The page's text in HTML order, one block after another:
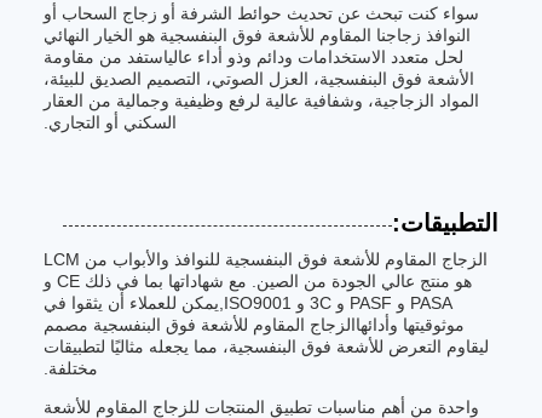
سواء كنت تبحث عن تحديث حوائط الشرفة أو زجاج السحاب أو
النوافذ زجاجنا المقاوم للأشعة فوق البنفسجية هو الخيار النهائي
لحل متعدد الاستخدامات ودائم وذو أداء عالياستفد من مقاومة
الأشعة فوق البنفسجية، العزل الصوتي، التصميم الصديق للبيئة،
المواد الزجاجية، وشفافية عالية لرفع وظيفية وجمالية من العقار
السكني أو التجاري.
التطبيقات:
الزجاج المقاوم للأشعة فوق البنفسجية للنوافذ والأبواب من LCM
هو منتج عالي الجودة من الصين. مع شهاداتها بما في ذلك CE و
PASA و PASF و 3C و ISO9001,يمكن للعملاء أن يثقوا في
موثوقيتها وأدائهاالزجاج المقاوم للأشعة فوق البنفسجية مصمم
ليقاوم التعرض للأشعة فوق البنفسجية، مما يجعله مثاليًا لتطبيقات
مختلفة.
واحدة من أهم مناسبات تطبيق المنتجات للزجاج المقاوم للأشعة